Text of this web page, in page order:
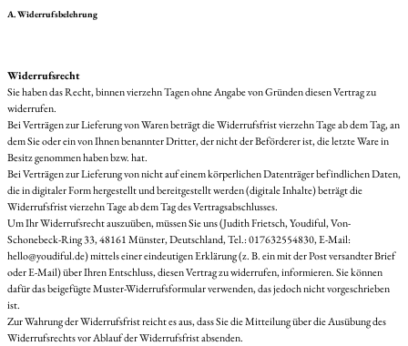
A. Widerrufsbelehrung
Widerrufsrecht
Sie haben das Recht, binnen vierzehn Tagen ohne Angabe von Gründen diesen Vertrag zu
widerrufen.
Bei Verträgen zur Lieferung von Waren beträgt die Widerrufsfrist vierzehn Tage ab dem Tag, an
dem Sie oder ein von Ihnen benannter Dritter, der nicht der Beförderer ist, die letzte Ware in
Besitz genommen haben bzw. hat.
Bei Verträgen zur Lieferung von nicht auf einem körperlichen Datenträger befindlichen Daten,
die in digitaler Form hergestellt und bereitgestellt werden (digitale Inhalte) beträgt die
Widerrufsfrist vierzehn Tage ab dem Tag des Vertragsabschlusses.
Um Ihr Widerrufsrecht auszuüben, müssen Sie uns (Judith Frietsch, Youdiful, Von-
Schonebeck-Ring 33, 48161 Münster, Deutschland, Tel.: 017632554830, E-Mail:
hello@youdiful.de) mittels einer eindeutigen Erklärung (z. B. ein mit der Post versandter Brief
oder E-Mail) über Ihren Entschluss, diesen Vertrag zu widerrufen, informieren. Sie können
dafür das beigefügte Muster-Widerrufsformular verwenden, das jedoch nicht vorgeschrieben
ist.
Zur Wahrung der Widerrufsfrist reicht es aus, dass Sie die Mitteilung über die Ausübung des
Widerrufsrechts vor Ablauf der Widerrufsfrist absenden.